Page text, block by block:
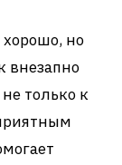
хорошо, но
внезапно
только к